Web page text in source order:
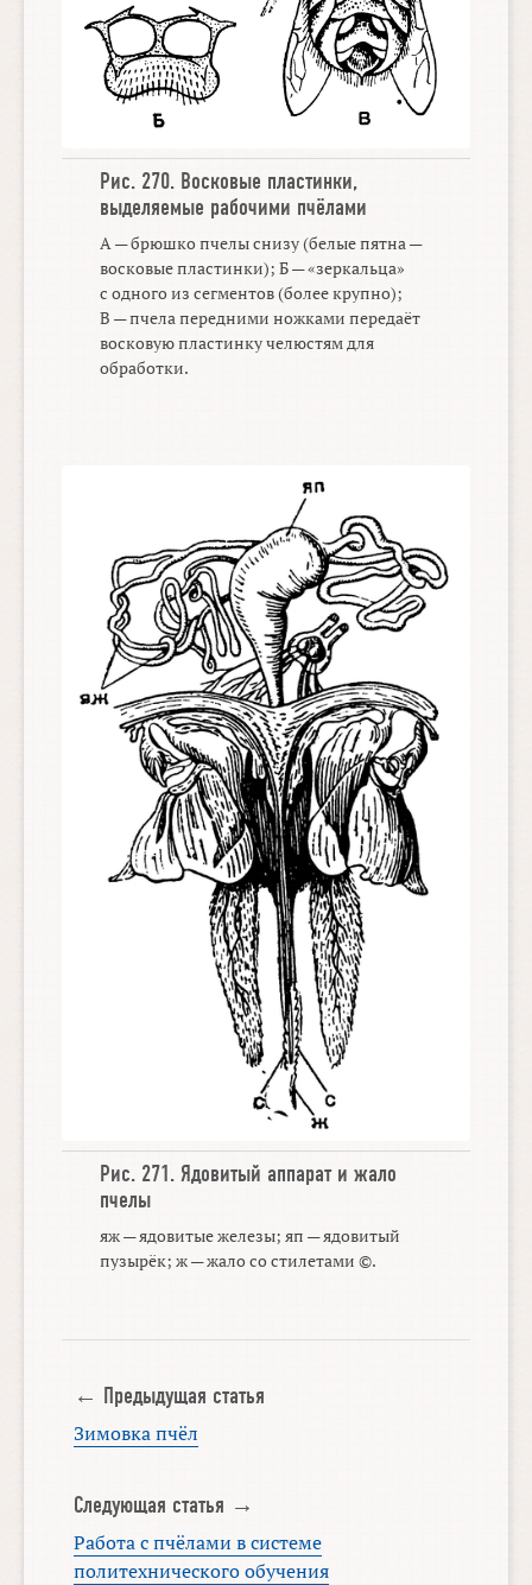
Рис. 270. Восковые пластинки,
выделяемые рабочими пчёлами
А — брюшко пчелы снизу (белые пятна —
восковые пластинки); Б — «зеркальца»
с одного из сегментов (более крупно);
В — пчела передними ножками передаёт
восковую пластинку челюстям для
обработки.
Рис. 271.Ядовитый аппаратижало
пчелы
яж — ядовитые железы; яп — ядовитый
пузырёк; ж — жало со стилетами ©.
← Предыдущая статья
Зимовка пчёл
Следующая статья →
Работа с пчёлами в системе
политехнического обучения